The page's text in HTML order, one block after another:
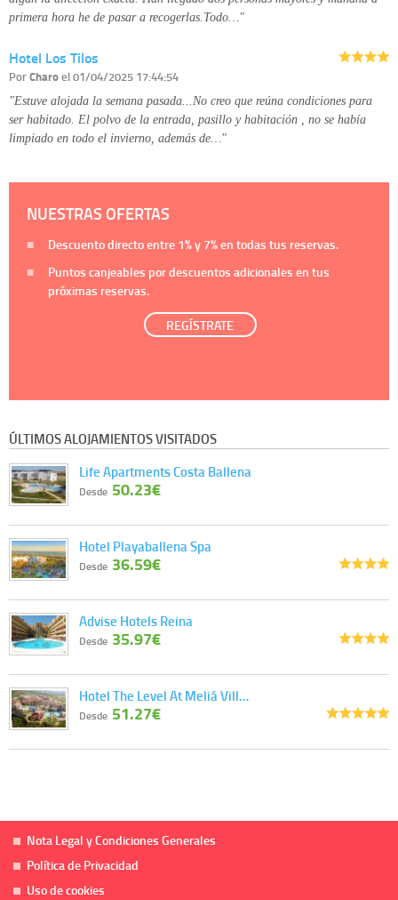
primera hora he de pasar a recogerlas.Todo…"
Hotel Los Tilos
PorCharoel 01/04/2025 17:44:54
"Estuve alojada la semana pasada...No creo que reúna condiciones para
ser habitado. El polvo de la entrada, pasillo y habitación , no se había
limpiado en todo el invierno, además de…"
NUESTRAS OFERTAS
Descuento directo entre 1%y 7%en todas tus reservas.
Puntos canjeables por descuentos adicionales en tus
próximas reservas.
REGÍSTRATE
ÚLTIMOS ALOJAMIENTOS VISITADOS
Life Apartments Costa Ballena
Desde 50.23€
Hotel Playaballena Spa
Desde 36.59€
Advise Hotels Reina
Desde 35.97€
Hotel The Level At Meliá Vill…
Desde 51.27€
Nota Legal y Condiciones Generales
Política de Privacidad
Uso de cookies